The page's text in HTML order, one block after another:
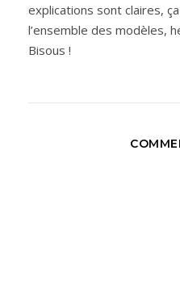
explications sont claires,
l’ensemble des modèles,
Bisous !